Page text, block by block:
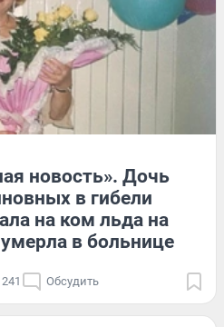
новость». Дочь
в гибели
на ком льда на
в больнице
241 Обсудить